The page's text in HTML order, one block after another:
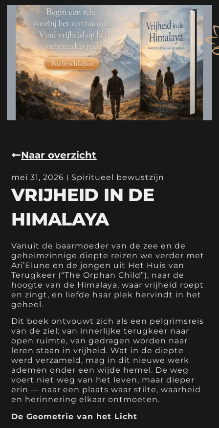
Naar overzicht
mei 31, 2026 Spiritueel bewustzijn
VRIJHEID IN DE
HIMALAYA
Vanuit de baarmoeder van de zee en de
geheimzinnige diepte reizen we verder met
Ari’Elune en de jongen uit Het Huis van
Terugkeer (“The Orphan Child”), naar de
hoogte van de Himalaya, waar vrijheid roept
en zingt, en liefde haar plek hervindt in het
geheel.
Dit boek ontvouwt zich als een pelgrimsreis
van de ziel: van innerlijke terugkeer naar
open ruimte, van gedragen worden naar
leren staan in vrijheid. Wat in de diepte
werd verzameld, mag in dit nieuwe werk
ademen onder een wijde hemel. De weg
voert niet weg van het leven, maar dieper
erin — naar een plaats waar stilte, waarheid
en herinnering elkaar ontmoeten.
De Geometrie van het Licht